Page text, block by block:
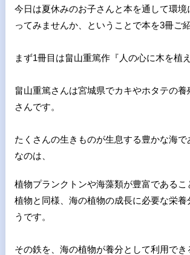
今日は夏休みのお子さんと本を通して環境
ってみませんか、ということで本を3冊ご
まず1冊目は畠山重篤作『人の心に木を植
畠山重篤さんは宮城県でカキやホタテの
さんです。
たくさんの生きものが生息する豊かな海
なのは、
植物プランクトンや海藻類が豊富であるこ
植物と同様、海の植物の成長に必要な栄養
うです。
その鉄を、海の植物が養分として利用で